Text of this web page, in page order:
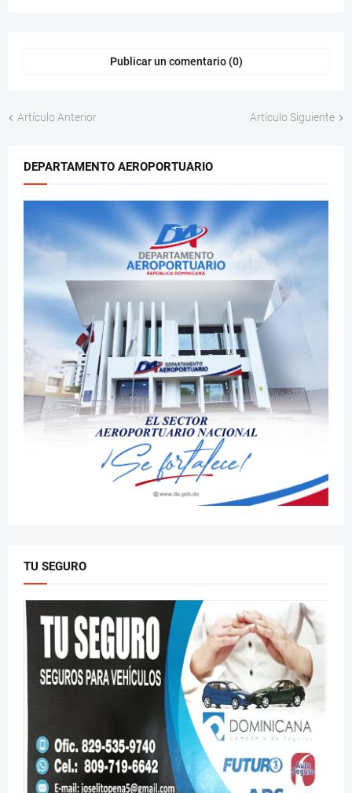
Publicar un comentario (0)
Artículo Anterior Artículo Siguiente
DEPARTAMENTO AEROPORTUARIO
TU SEGURO